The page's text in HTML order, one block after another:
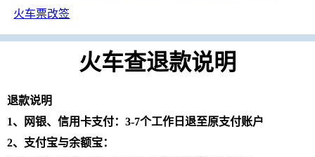
火车票改签
火车查退款说明
退款说明
1、网银、信用卡支付：3-7个工作日退至原支付账户
2、支付宝与余额宝：